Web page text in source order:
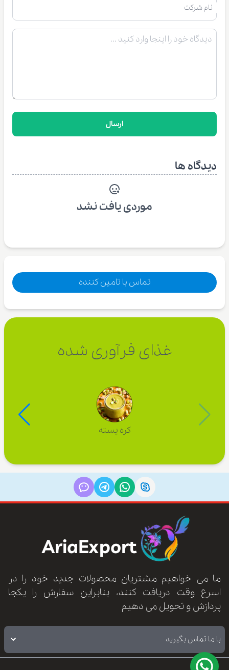
نام شرکت
ارسال
دیدگاه ها
موردی یافت نشد
تماس با تامین کننده
غذای فرآوری شده
کره پسته
AriaExport
ما می خواهیم مشتریان محصولات جدید خود را در
اسرع وقت دریافت کنند، بنابراین سفارش را یکجا
پردازش و تحویل می دهیم
با ما تماس بگیرید